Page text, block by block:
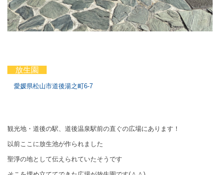
放生園
愛媛県松山市道後湯之町6-7
観光地・道後の駅、道後温泉駅前の直ぐの広場にあります！
以前ここに放生池が作られました
聖淨の地として伝えられていたそうです